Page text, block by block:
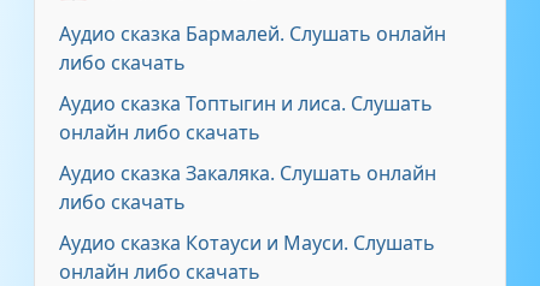
Аудио сказка Бармалей. Слушать онлайн
либо скачать
Аудио сказка Топтыгин и лиса. Слушать
онлайн либо скачать
Аудио сказка Закаляка. Слушать онлайн
либо скачать
Аудио сказка Котауси и Мауси. Слушать
онлайн либо скачать